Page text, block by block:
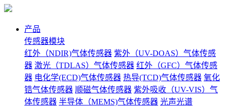
产品
传感器模块
红外（NDIR)气体传感器 紫外（UV-DOAS）气体传感
器 激光（TDLAS）气体传感器 红外（GFC）气体传感
器 电化学(ECD)气体传感器 热导(TCD)气体传感器 氧化
锆气体传感器 顺磁气体传感器 紫外吸收（UV-VIS）气
体传感器 半导体（MEMS)气体传感器 光声光谱